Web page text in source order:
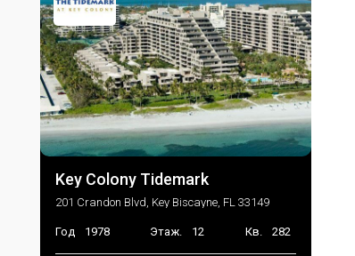
Key Colony Tidemark
201 Crandon Blvd, Key Biscayne, FL 33149
Год 1978 Этаж. 12 Кв. 282